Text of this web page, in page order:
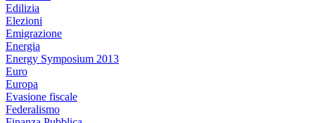
Edilizia
Elezioni
Emigrazione
Energia
Energy Symposium 2013
Euro
Europa
Evasione fiscale
Federalismo